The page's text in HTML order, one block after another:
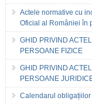
Actele normative cu
Oficial al României în
GHID PRIVIND
PERSOANE FIZICE
GHID PRIVIND
PERSOANE
Calendarul